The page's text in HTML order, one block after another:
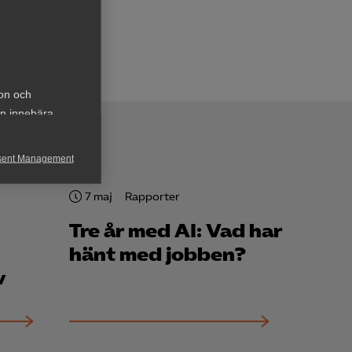
och
innebära
att kunna
Management
7 maj Rapporter
Tre år med AI: Vad har
hänt med jobben?